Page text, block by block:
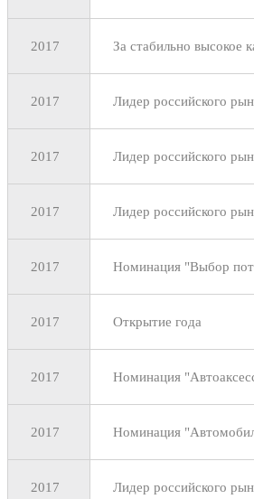
2017 За стабильно высокое
2017 Лидер российского
2017 Лидер российского
2017 Лидер российского
2017 Номинация "Выбор
2017 Открытие года
2017 Номинация
2017 Номинация
2017 Лидер российского